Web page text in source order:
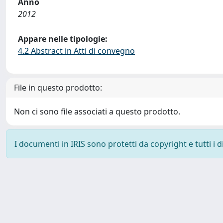
2012
Appare nelle tipologie:
4.2 Abstract in Atti di convegno
File in questo prodotto:
Non ci sono file associati a questo prodotto.
I documenti in IRIS sono protetti da copyright e tutti i